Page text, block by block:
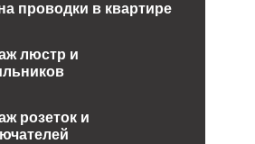
проводки в квартире
люстр и
розеток и